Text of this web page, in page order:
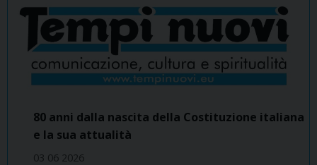
80 anni dalla nascita della Costituzione italiana
e la sua attualità
03 06 2026